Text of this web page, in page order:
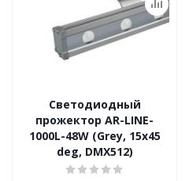
Светодиодный
прожектор AR-LINE-
1000L-48W (Grey, 15x45
deg, DMX512)